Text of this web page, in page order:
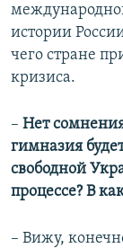
истории
чего стране
кризиса.
– Нет
гимназия
свободной
процессе? В
– Вижу,